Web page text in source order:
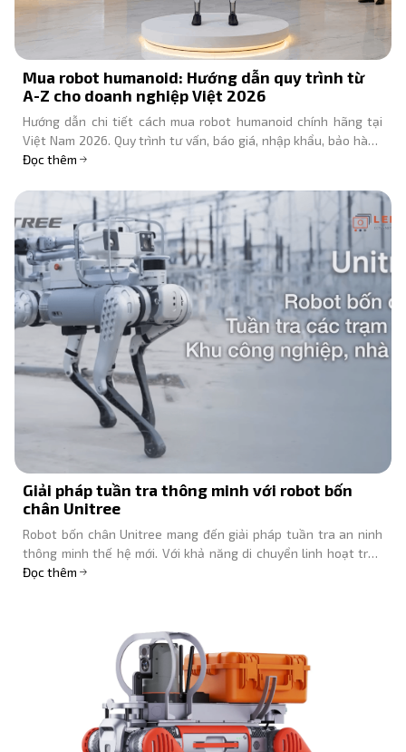
Mua robot humanoid: Hướng dẫn quy trình từ
A-Z cho doanh nghiệp Việt 2026
Hướng dẫn chi tiết cách mua robot humanoid chính hãng tại
Việt Nam 2026. Quy trình tư vấn, báo giá, nhập khẩu, bảo hành
robot Unitree G1, R1, H1 từ A-Z.
Đọc thêm
Giải pháp tuần tra thông minh với robot bốn
chân Unitree
Robot bốn chân Unitree mang đến giải pháp tuần tra an ninh
thông minh thế hệ mới. Với khả năng di chuyển linh hoạt trên
mọi địa hình, tích hợp AI và cảm biến tiên tiến, robot tự động
Đọc thêm